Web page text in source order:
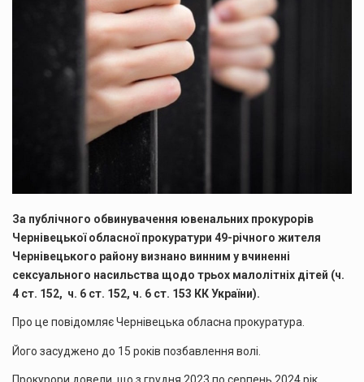
За публічного обвинувачення ювенальних прокурорів
Чернівецької обласної прокуратури 49-річного жителя
Чернівецького району визнано винним у вчиненні
сексуального насильства щодо трьох малолітніх дітей (ч.
4 ст. 152, ч. 6 ст. 152, ч. 6 ст. 153 КК України).
Про це повідомляє Чернівецька обласна прокуратура.
Його засуджено до 15 років позбавлення волі.